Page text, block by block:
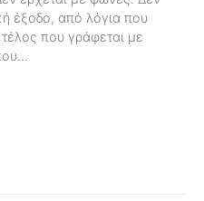
έξοδο, από λόγια που
που γράφεται με